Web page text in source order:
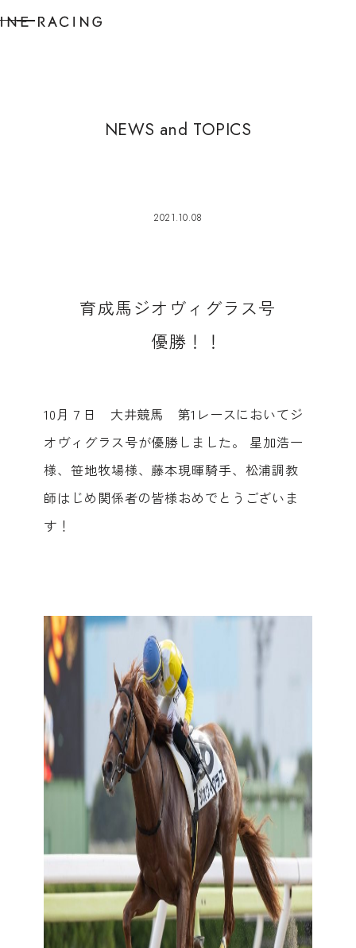
NEWS and TOPICS
2021.10.08
育成馬ジオ ヴィ グラ ス号
優勝 ！ ！
10月７日 大井競馬 第1レースにおいてジ
オヴィグラス号が優勝しました。 星加浩一
様、笹地牧場様、藤本現暉騎手、松浦調教
師はじめ関係者の皆様おめでとうございま
す！